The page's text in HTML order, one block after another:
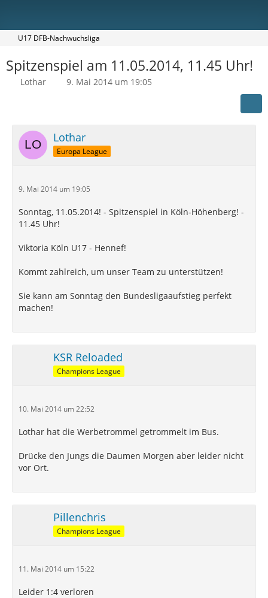
U17 DFB-Nachwuchsliga
Spitzenspiel am 11.05.2014, 11.45 Uhr!
Lothar 9. Mai 2014 um 19:05
Lothar
Europa League
9. Mai 2014 um 19:05
Sonntag, 11.05.2014! - Spitzenspiel in Köln-Höhenberg! -
11.45 Uhr!
Viktoria Köln U17 - Hennef!
Kommt zahlreich, um unser Team zu unterstützen!
Sie kann am Sonntag den Bundesligaaufstieg perfekt
machen!
KSR Reloaded
Champions League
10. Mai 2014 um 22:52
Lothar hat die Werbetrommel getrommelt im Bus.
Drücke den Jungs die Daumen Morgen aber leider nicht
vor Ort.
Pillenchris
Champions League
11. Mai 2014 um 15:22
Leider 1:4 verloren